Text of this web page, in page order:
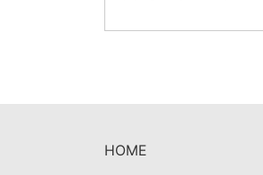
HOME